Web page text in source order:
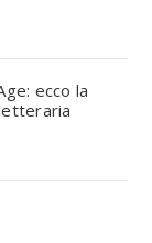
ecco la